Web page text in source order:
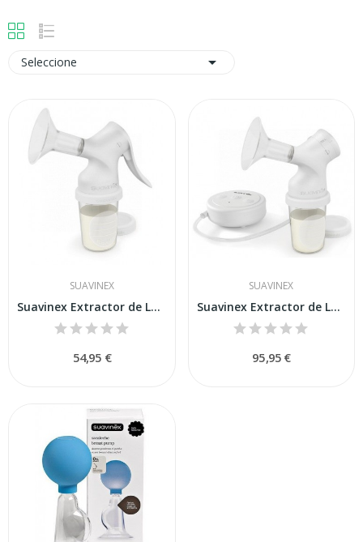
Seleccione 
SUAVINEX
Suavinex Extractor de Leche Manual
54,95 €
SUAVINEX
Suavinex Extractor de Leche Eléctrico
95,95 €